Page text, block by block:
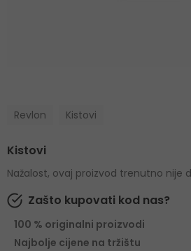
Revlon Kistovi
Kistovi
Nažalost, ovaj proizvod trenutno nije
Zašto kupovati kod nas?
100 % originalni proizvodi
Najbolje cijene na tržištu